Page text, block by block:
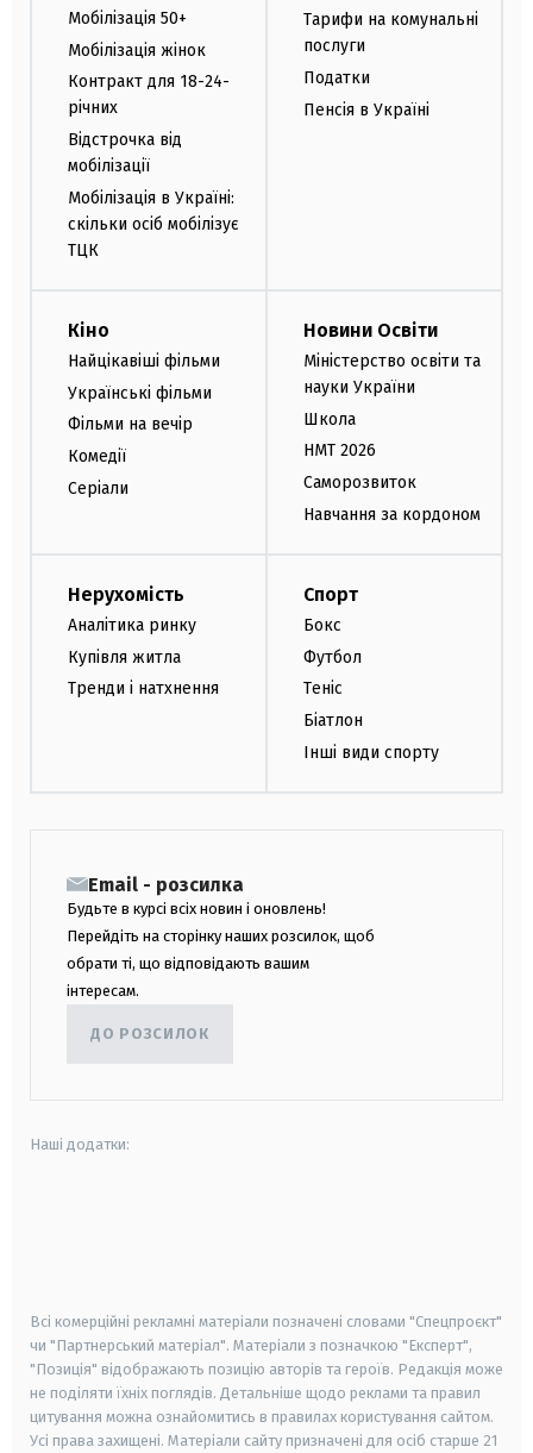
Мобілізація 50+
Мобілізація жінок
Контракт для 18-24-
річних
Відстрочка від
мобілізації
Мобілізація в Україні:
скільки осіб мобілізує
ТЦК
Тарифи на комунальні
послуги
Податки
Пенсія в Україні
Кіно
Найцікавіші фільми
Українські фільми
Фільми на вечір
Комедії
Серіали
Новини Освіти
Міністерство освіти та
науки України
Школа
НМТ 2026
Саморозвиток
Навчання за кордоном
Нерухомість
Аналітика ринку
Купівля житла
Тренди і натхнення
Спорт
Бокс
Футбол
Теніс
Біатлон
Інші види спорту
Email - розсилка
Будьте в курсі всіх новин і оновлень!
Перейдіть на сторінку наших розсилок, щоб
обрати ті, що відповідають вашим
інтересам.
ДО РОЗСИЛОК
Наші додатки:
Всі комерційні рекламні матеріали позначені словами "Спецпроєкт"
чи "Партнерський матеріал". Матеріали з позначкою "Експерт",
"Позиція" відображають позицію авторів та героїв. Редакція може
не поділяти їхніх поглядів. Детальніше щодо реклами та правил
цитування можна ознайомитись в правилах користування сайтом.
Усі права захищені. Матеріали сайту призначені для осіб старше 21